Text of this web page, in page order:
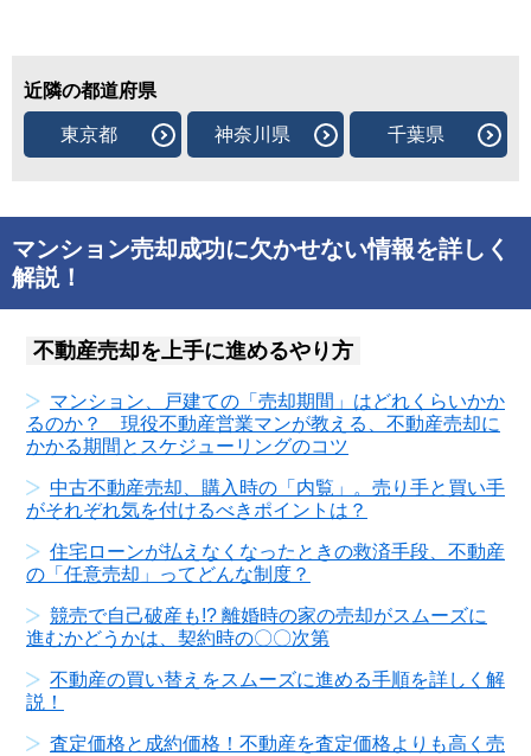
近隣の都道府県
東京都 神奈川県 千葉県
マンション売却成功に欠かせない情報を詳しく
解説！
不動産売却を上手に進めるやり方
マンション、戸建ての「売却期間」はどれくらいかか
るのか？ 現役不動産営業マンが教える、不動産売却に
かかる期間とスケジューリングのコツ
中古不動産売却、購入時の「内覧」。売り手と買い手
がそれぞれ気を付けるべきポイントは？
住宅ローンが払えなくなったときの救済手段、不動産
の「任意売却」ってどんな制度？
競売で自己破産も!? 離婚時の家の売却がスムーズに
進むかどうかは、契約時の〇〇次第
不動産の買い替えをスムーズに進める手順を詳しく解
説！
査定価格と成約価格！不動産を査定価格よりも高く売